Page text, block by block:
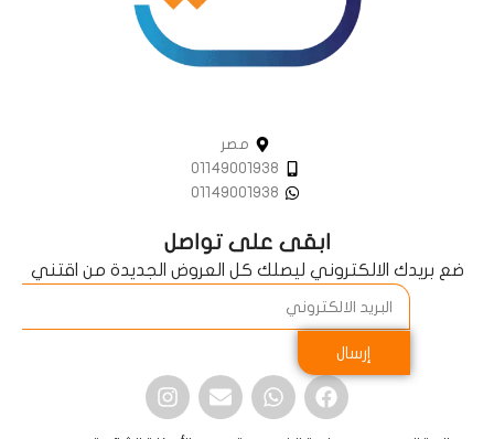
مصر
01149001938
01149001938
ابقى على تواصل
ضع بريدك الالكتروني ليصلك كل العروض الجديدة من اقتني
إرسال